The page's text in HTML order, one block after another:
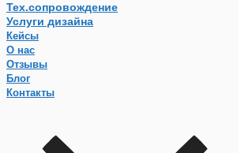
Тех.сопровождение
Услуги дизайна
Кейсы
О нас
Отзывы
Блог
Контакты